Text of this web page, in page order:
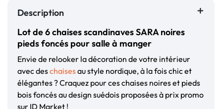
Description
Lot de 6 chaises scandinaves SARA noires
pieds foncés pour salle à manger
Envie de relooker la décoration de votre intérieur
avec deschaisesau style nordique, à la fois chic et
élégantes ? Craquez pour ces chaises noires et pieds
bois foncés au design suédois proposées à prix promo
sur ID Market !